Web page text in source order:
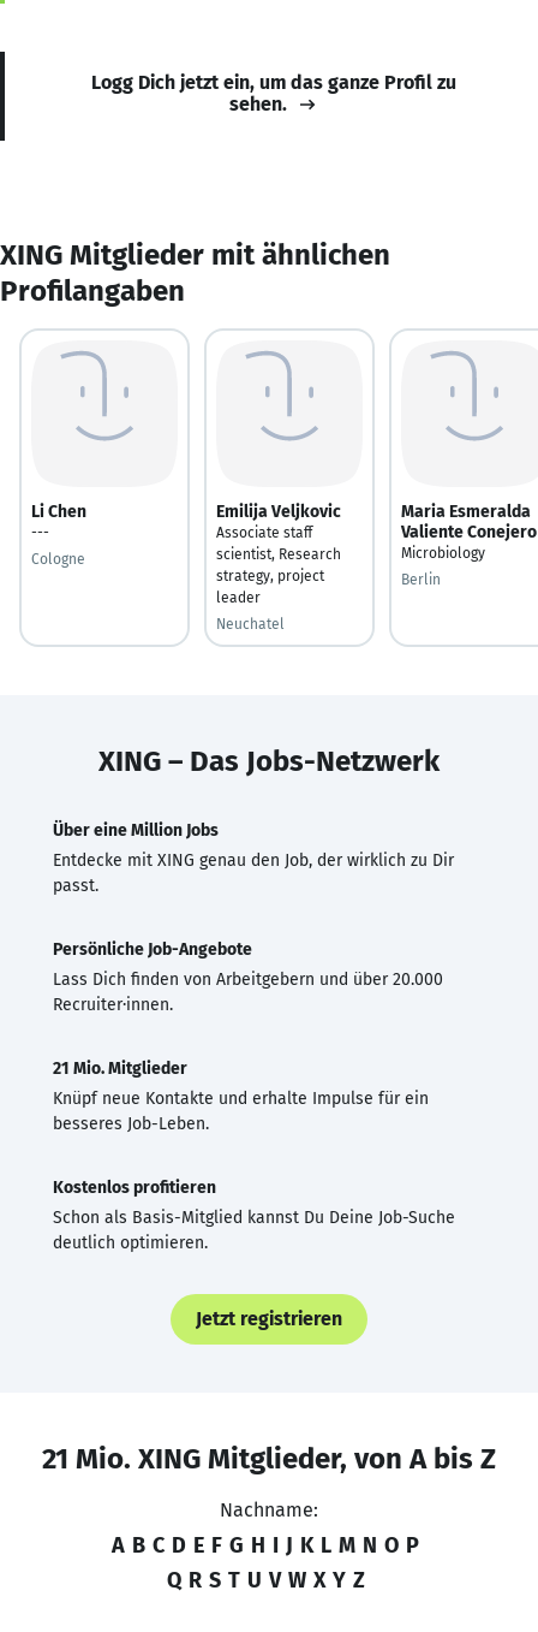
Logg Dich jetzt ein, um das ganze Profil zu
sehen.
XING Mitglieder mit ähnlichen
Profilangaben
Li Chen
---
Cologne
Emilija Veljkovic
Associate staff
scientist, Research
strategy, project
leader
Neuchatel
Maria Esmeralda
Valiente Conejero
Microbiology
Berlin
XING – Das Jobs-Netzwerk
Über eine Million Jobs
Entdecke mit XING genau den Job, der wirklich zu Dir
passt.
Persönliche Job-Angebote
Lass Dich finden von Arbeitgebern und über 20.000
Recruiter·innen.
21 Mio. Mitglieder
Knüpf neue Kontakte und erhalte Impulse für ein
besseres Job-Leben.
Kostenlos profitieren
Schon als Basis-Mitglied kannst Du Deine Job-Suche
deutlich optimieren.
Jetzt registrieren
21 Mio. XING Mitglieder, von A bis Z
Nachname:
A B C D E F G H I J K L M N O P
Q R S T U V W X Y Z